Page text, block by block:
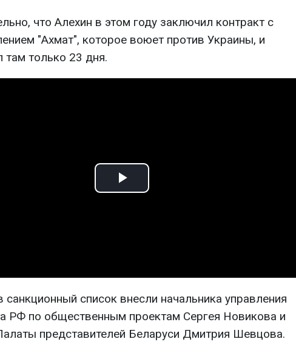
что Алехин в этом году заключил контракт с
"Ахмат", которое воюет против Украины, и
там только 23 дня.
Play
санкционный список внесли начальника управления
РФ по общественным проектам Сергея Новикова и
представителей Беларуси Дмитрия Шевцова.